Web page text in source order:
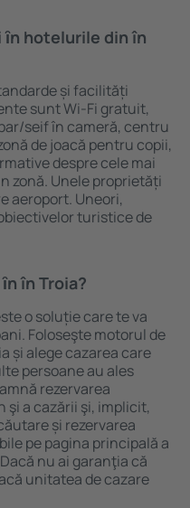
hotelurile din în
și facilități
sunt Wi-Fi gratuit,
seif în cameră, centru
de joacă pentru copii,
despre cele mai
zonă. Unele proprietăți
aeroport. Uneori,
turistice de
în Troia?
o soluție care te va
Foloseşte motorul de
și alege cazarea care
persoane au ales
rezervarea
şi a cazării şi, implicit,
și rezervarea
pe pagina principală a
nu ai garanţia că
unitatea de cazare